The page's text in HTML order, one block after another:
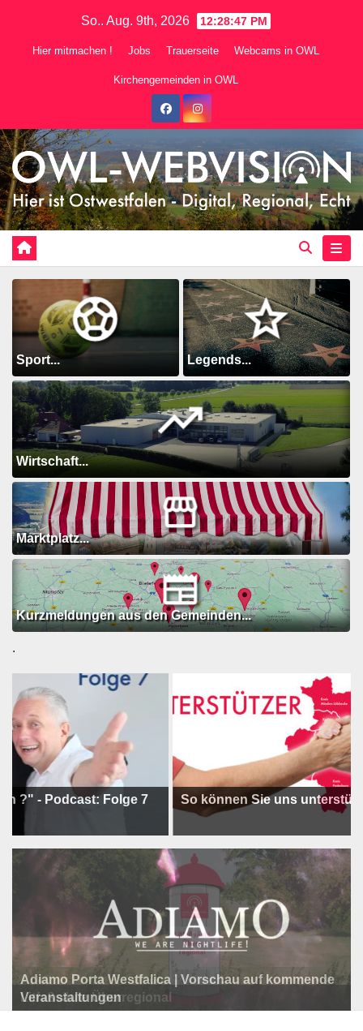
So.. Aug. 9th, 2026 12:28:49 PM
Hier mitmachen ! Jobs Trauerseite Webcams in OWL
Kirchengemeinden in OWL
Sport... Legends...
Wirtschaft...
Marktplatz...
Kurzmeldungen aus den Gemeinden...
.
Folge 7 So können Sie uns unterstützen !
Programm der Komödie am Klosterplatz.
Litfaßsäule Überregional
Adiamo Porta Westfalica | Vorschau auf kommende
Veranstaltungen
Litfaßsäule Überregional
Litfaßsäule Überregional